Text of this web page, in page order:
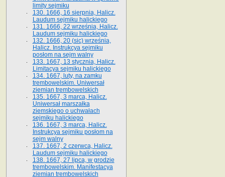
limity sejmiku
130. 1666, 16 sierpnia, Halicz.
Laudum sejmiku halickiego
131. 1666, 22 września, Halicz.
Laudum sejmiku halickiego
132. 1666, 20 (sic) września,
Halicz. Instrukcya sejmiku
posłom na sejm walny
133. 1667, 13 stycznia, Halicz.
Limitacya sejmiku halickiego
134. 1667, luty, na zamku
trembowelskim. Uniwersał
ziemian trembowelskich
135. 1667, 3 marca, Halicz.
Uniwersał marszałka
ziemskiego o uchwałach
sejmiku halickiego
136. 1667, 3 marca, Halicz.
Instrukcya sejmiku posłom na
sejm walny
137. 1667, 2 czerwca, Halicz.
Laudum sejmiku halickiego
138. 1667, 27 lipca, w grodzie
trembowelskim. Manifestacya
ziemian trembowelskich